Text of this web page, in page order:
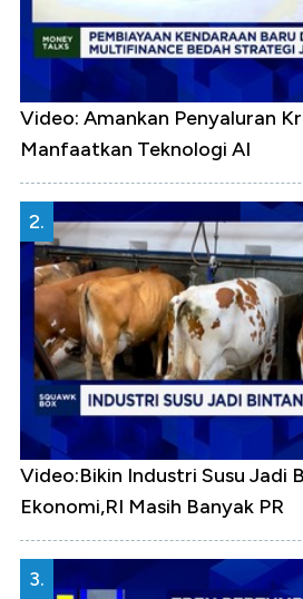
Video: Amankan Penyaluran
Manfaatkan Teknologi AI
2.
Video:Bikin Industri Susu Jadi
Ekonomi,RI Masih Banyak PR
3.